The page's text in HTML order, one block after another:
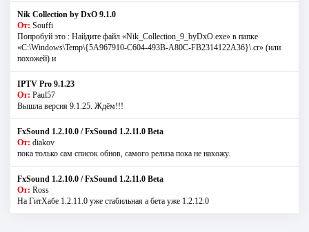
Nik Collection by DxO 9.1.0
От: Souffi
Попробуй это : Найдите файл «Nik_Collection_9_byDxO.exe» в папке
«C:\Windows\Temp\{5A967910-C604-493B-A80C-FB2314122A36}\.cr» (или
похожей) и
IPTV Pro 9.1.23
От: Paul57
Вышла версия 9.1.25. Ждём!!!
FxSound 1.2.10.0 / FxSound 1.2.11.0 Beta
От: diakov
пока только сам список обнов, самого релиза пока не нахожу.
FxSound 1.2.10.0 / FxSound 1.2.11.0 Beta
От: Ross
На ГитХабе 1.2.11.0 уже стабильная а бета уже 1.2.12.0